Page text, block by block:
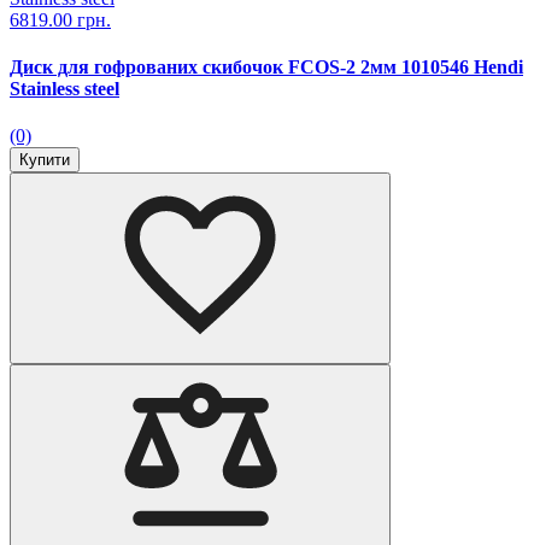
6819.00 грн.
Диск для гофрованих скибочок FCОS-2 2мм 1010546 Hendi
Stainless steel
(0)
Купити